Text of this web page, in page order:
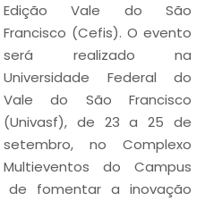
Edição Vale do São
Francisco (Cefis). O evento
será realizado na
Universidade Federal do
Vale do São Francisco
(Univasf), de 23 a 25 de
setembro, no Complexo
Multieventos do Campus
de fomentar a inovação